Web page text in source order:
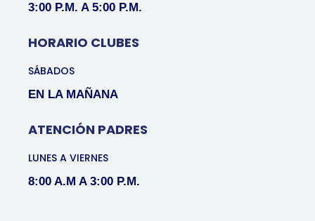
3:00 P.M. A 5:00 P.M.
HORARIO CLUBES
SÁBADOS
EN LA MAÑANA
ATENCIÓN PADRES
LUNES A VIERNES
8:00 A.M A 3:00 P.M.